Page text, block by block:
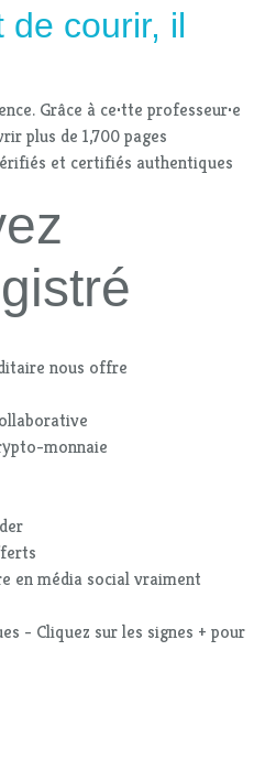
de courir, il
Grâce à ce·tte professeur·e
plus de 1,700 pages
et certifiés authentiques
nous offre
monnaie
en média social vraiment
- Cliquez sur les signes + pour